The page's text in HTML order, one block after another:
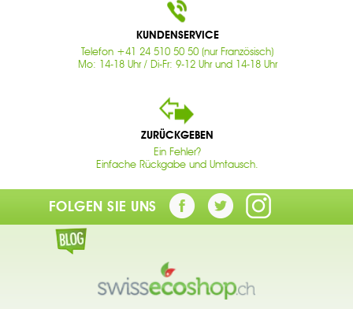
KUNDENSERVICE
Telefon +41 24 510 50 50 (nur Französisch)
Mo: 14-18 Uhr / Di-Fr: 9-12 Uhr und 14-18 Uhr
ZURÜCKGEBEN
Ein Fehler?
Einfache Rückgabe und Umtausch.
FOLGEN SIE UNS